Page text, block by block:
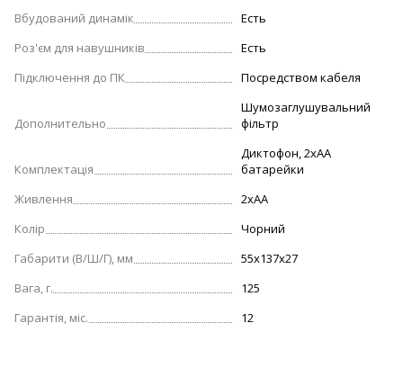
Вбудований динамік
Есть
Роз'єм для навушників
Есть
Підключення до ПК
Посредством кабеля
Дополнительно
Шумозаглушувальний
фільтр
Комплектація
Диктофон, 2хАА
батарейки
Живлення
2xAA
Колір
Чорний
Габарити (В/Ш/Г), мм
55x137x27
Вага, г.
125
Гарантія, міс.
12